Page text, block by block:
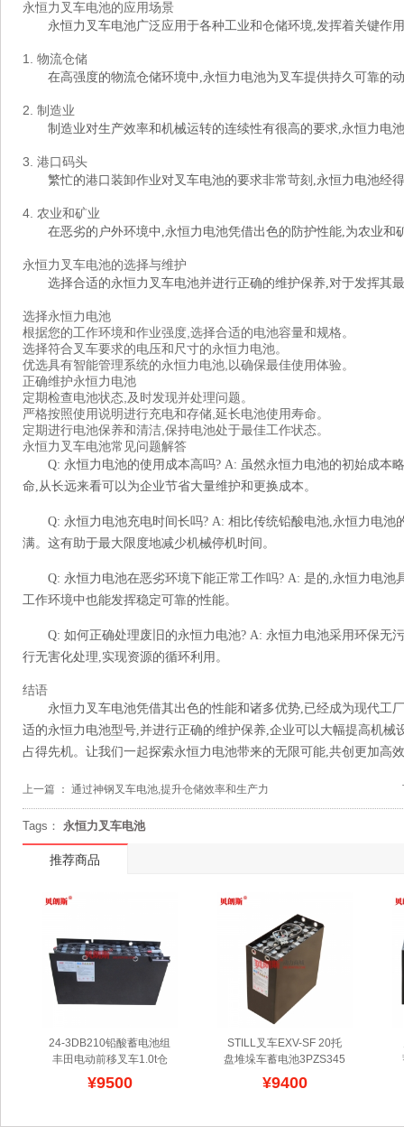
永恒力叉车电池的应用场景
永恒力叉车电池广泛应用于各种工业和仓储环境,发挥着关键作
1. 物流仓储
在高强度的物流仓储环境中,永恒力电池为叉车提供持久可靠的
2. 制造业
制造业对生产效率和机械运转的连续性有很高的要求,永恒力电
3. 港口码头
繁忙的港口装卸作业对叉车电池的要求非常苛刻,永恒力电池经
4. 农业和矿业
在恶劣的户外环境中,永恒力电池凭借出色的防护性能,为农业和
永恒力叉车电池的选择与维护
选择合适的永恒力叉车电池并进行正确的维护保养,对于发挥其
选择永恒力电池
根据您的工作环境和作业强度,选择合适的电池容量和规格。
选择符合叉车要求的电压和尺寸的永恒力电池。
优选具有智能管理系统的永恒力电池,以确保最佳使用体验。
正确维护永恒力电池
定期检查电池状态,及时发现并处理问题。
严格按照使用说明进行充电和存储,延长电池使用寿命。
定期进行电池保养和清洁,保持电池处于最佳工作状态。
永恒力叉车电池常见问题解答
Q: 永恒力电池的使用成本高吗? A: 虽然永恒力电池的初始成本
命,从长远来看可以为企业节省大量维护和更换成本。
Q: 永恒力电池充电时间长吗? A: 相比传统铅酸电池,永恒力电
满。这有助于最大限度地减少机械停机时间。
Q: 永恒力电池在恶劣环境下能正常工作吗? A: 是的,永恒力电
工作环境中也能发挥稳定可靠的性能。
Q: 如何正确处理废旧的永恒力电池? A: 永恒力电池采用环保无
行无害化处理,实现资源的循环利用。
结语
永恒力叉车电池凭借其出色的性能和诸多优势,已经成为现代工
适的永恒力电池型号,并进行正确的维护保养,企业可以大幅提高机
占得先机。让我们一起探索永恒力电池带来的无限可能,共创更加高
上一篇 ： 通过神钢叉车电池,提升仓储效率和生产力
Tags： 永恒力叉车电池
推荐商品
24-3DB210铅酸蓄电池组
丰田电动前移叉车1.0t仓
库车电瓶48V210Ah
丰田5FBR系列前移式电
配套,适配日系车辆,用耐
¥9500
STILL叉车EXV-SF 20托
盘堆垛车蓄电池3PZS345
EXV-SF 20叉车电池24V
批发贝朗斯提供
STILL蓄电池叉车,性能强
¥9400